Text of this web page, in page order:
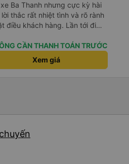
Ba Thanh nhưng cực kỳ hài
thắc rất nhiệt tình và rõ rành
khách hàng. Lần tới đi
xe nhà này!
CẦN THANH TOÁN TRƯỚC
Xem giá